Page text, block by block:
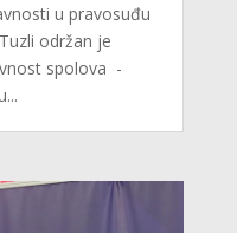
u pravosuđu
održan je
spolova -